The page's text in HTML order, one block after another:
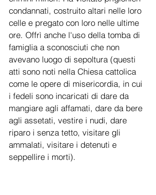
condannati, costruito altari nelle loro
celle e pregato con loro nelle ultime
ore. Offrì anche l'uso della tomba di
famiglia a sconosciuti che non
avevano luogo di sepoltura (questi
atti sono noti nella Chiesa cattolica
come le opere di misericordia, in cui
i fedeli sono incaricati di dare da
mangiare agli affamati, dare da bere
agli assetati, vestire i nudi, dare
riparo i senza tetto, visitare gli
ammalati, visitare i detenuti e
seppellire i morti).